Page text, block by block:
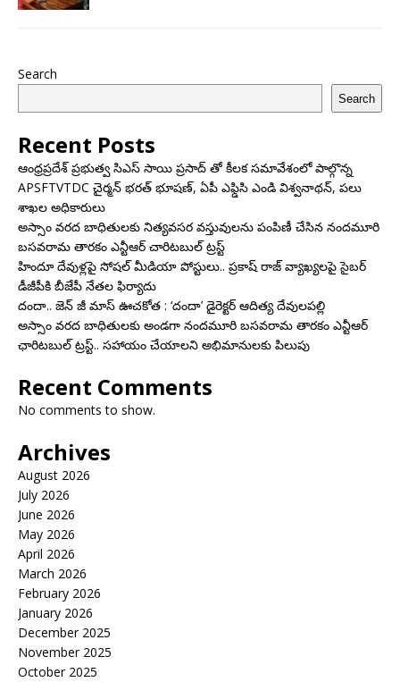
Search
Search
Recent Posts
ఆంధ్రప్రదేశ్ ప్రభుత్వ సిఎస్ సాయి ప్రసాద్ తో కీలక సమావేశంలో పాల్గొన్న
APSFTVTDC చైర్మన్ భరత్ భూషణ్, ఏపీ ఎఫ్డిసి ఎండి విశ్వనాథన్, పలు
శాఖల అధికారులు
అస్సాం వరద బాధితులకు నిత్యవసర వస్తువులను పంపిణీ చేసిన నందమూరి
బసవరామ తారకం ఎన్టీఆర్ చారిటబుల్ ట్రస్ట్
హిందూ దేవుళ్లపై సోషల్ మీడియా పోస్టులు.. ప్రకాష్ రాజ్ వ్యాఖ్యలపై సైబర్
డీజీపీకి బీజేపీ నేతల ఫిర్యాదు
దందా.. జెన్ జీ మాస్ ఊచకోత : ‘దందా’ డైరెక్ట‌ర్ ఆదిత్య దేవులపల్లి
అస్సాం వరద బాధితులకు అండగా నందమూరి బసవరామ తారకం ఎన్టీఆర్
ఛారిటబుల్ ట్రస్ట్.. సహాయం చేయాలని అభిమానులకు పిలుపు
Recent Comments
No comments to show.
Archives
August 2026
July 2026
June 2026
May 2026
April 2026
March 2026
February 2026
January 2026
December 2025
November 2025
October 2025